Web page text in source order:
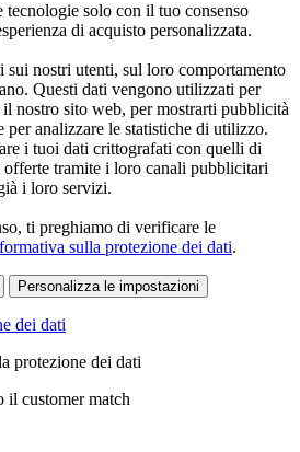
solo con il tuo consenso
di acquisto personalizzata.
sui nostri utenti, sul loro comportamento
Questi dati vengono utilizzati per
nostro sito web, per mostrarti pubblicità
per analizzare le statistiche di utilizzo.
i tuoi dati crittografati con quelli di
tramite i loro canali pubblicitari
i loro servizi.
ti preghiamo di verificare le
sulla protezione dei dati.
Personalizza le impostazioni
dei dati
protezione dei dati
il customer match